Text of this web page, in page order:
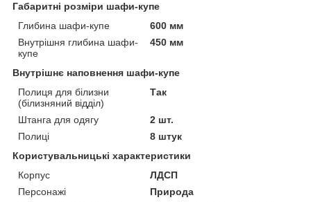
Габаритні розміри шафи-купе
Глибина шафи-купе
600 мм
Внутрішня глибина шафи-
купе
450 мм
Внутрішнє наповнення шафи-купе
Полиця для білизни
(білизняний відділ)
Так
Штанга для одягу
2 шт.
Полиці
8 штук
Користувальницькі характеристики
Корпус
ЛДСП
Персонажі
Природа